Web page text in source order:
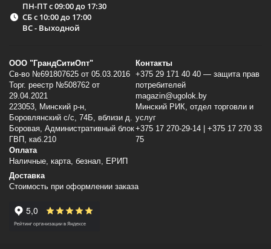
ПН-ПТ с 09:00 до 17:30
СБ с 10:00 до 17:00
ВС - Выходной
ООО "ГрандСитиОпт"
Св-во №691807625 от 05.03.2016
Торг. реестр №508762 от
29.04.2021
223053, Минский p-н,
Боровлянский с/с, 74Б, вблизи д.
Боровая, Административный блок
ГВП, каб.210
Контакты
+375 29 171 40 40 — защита прав
потребителей
magazin@ugolok.by
Минский РИК, отдел торговли и
услуг
+375 17 270-29-14 | +375 17 270 33
75
Оплата
Наличные, карта, безнал, ЕРИП
Доставка
Стоимость при оформлении заказа